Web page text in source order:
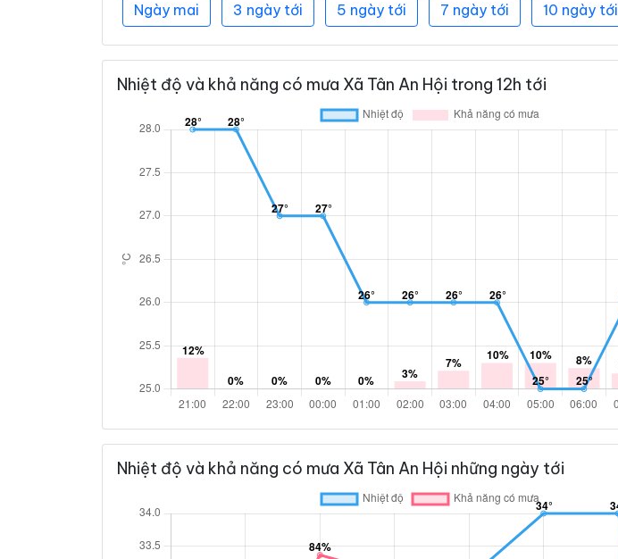
Ngày mai 3 ngày tới 5 ngày tới 7 ngày tới 10 ngày tới
Nhiệt độ và khả năng có mưa Xã Tân An Hội trong 12h tới
Nhiệt độ và khả năng có mưa Xã Tân An Hội những ngày tới